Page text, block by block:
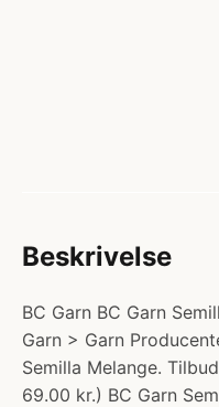
Beskrivelse
BC Garn BC Garn
Garn > Garn
Semilla Melange.
69.00 kr.) BC Garn